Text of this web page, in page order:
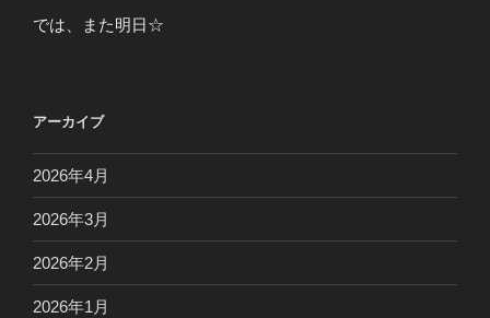
では、また明日☆
アーカイブ
2026年4月
2026年3月
2026年2月
2026年1月